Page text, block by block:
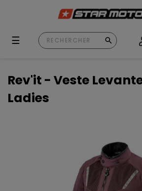
Basculer
☰
Rev'it - Veste
Ladies